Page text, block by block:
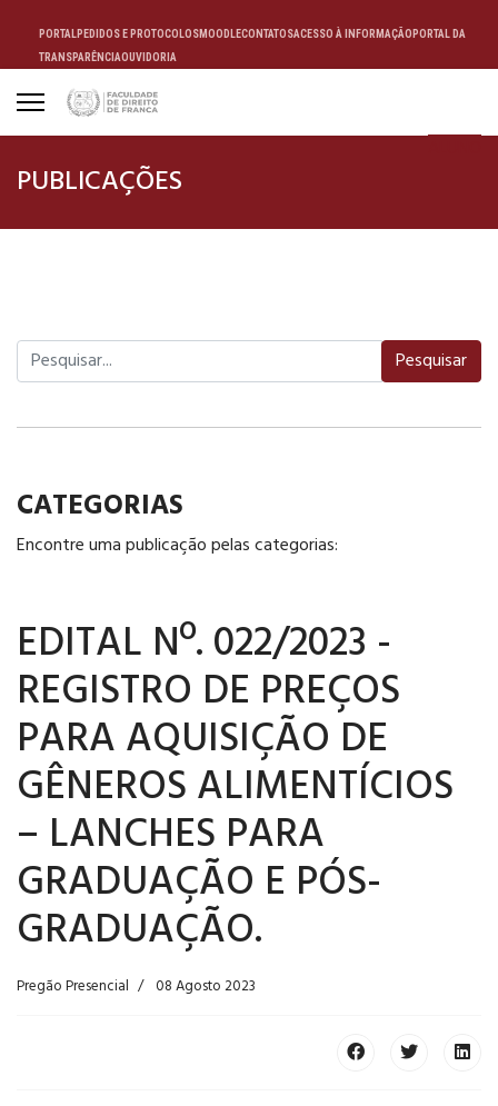
PORTALPEDIDOS E PROTOCOLOSMOODLECONTATOSACESSO À INFORMAÇÃO PORTAL DA
TRANSPARÊNCIAOUVIDORIA
PUBLICAÇÕES
Pesquisar Pesquisar
CATEGORIAS
Encontre uma publicação pelas categorias:
EDITAL Nº. 022/2023 -
REGISTRO DE PREÇOS
PARA AQUISIÇÃO DE
GÊNEROS ALIMENTÍCIOS
– LANCHES PARA
GRADUAÇÃO E PÓS-
GRADUAÇÃO.
Pregão Presencial 08 Agosto 2023